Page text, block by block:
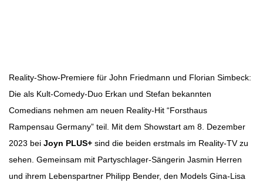
Reality-Show-Premiere für John Friedmann und Florian Simbeck:
Die als Kult-Comedy-Duo Erkan und Stefan bekannten
Comedians nehmen am neuen Reality-Hit “Forsthaus
Rampensau Germany” teil. Mit dem Showstart am 8. Dezember
2023 bei Joyn PLUS+ sind die beiden erstmals im Reality-TV zu
sehen. Gemeinsam mit Partyschlager-Sängerin Jasmin Herren
und ihrem Lebenspartner Philipp Bender, den Models Gina-Lisa